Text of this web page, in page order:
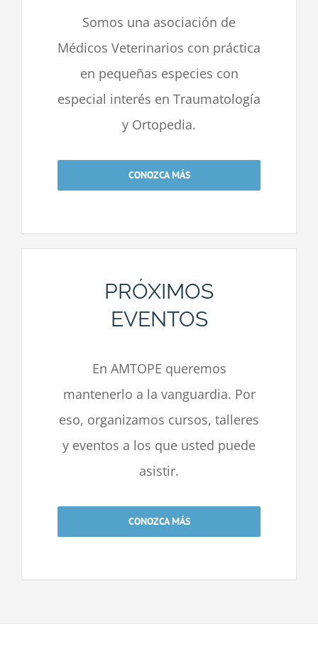
Somos una asociación de
Médicos Veterinarios con práctica
en pequeñas especies con
especial interés en Traumatología
y Ortopedia.
CONOZCA MÁS
PRÓXIMOS
EVENTOS
En AMTOPE queremos
mantenerlo a la vanguardia. Por
eso, organizamos cursos, talleres
y eventos a los que usted puede
asistir.
CONOZCA MÁS